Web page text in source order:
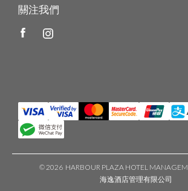
關注我們
©2026 HARBOUR PLAZA HOTEL
海逸酒店管理有限公司